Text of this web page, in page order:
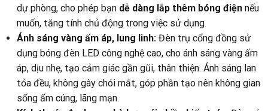
dự phòng, cho phép bạn dễ dàng lắp thêm bóng điện nếu
muốn, tăng tính chủ động trong việc sử dụng.
Ánh sáng vàng ấm áp, lung linh: Đèn trụ cổng đồng sử
dụng bóng đèn LED công nghệ cao, cho ánh sáng vàng ấm
áp, dịu nhẹ, tạo cảm giác gần gũi, thân thiện. Ánh sáng lan
tỏa đều, không gây chói mắt, góp phần tạo nên không gian
sống ấm cúng, lãng mạn.